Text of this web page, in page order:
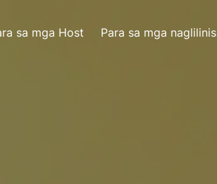
sa mga Host Para sa mga naglilinis